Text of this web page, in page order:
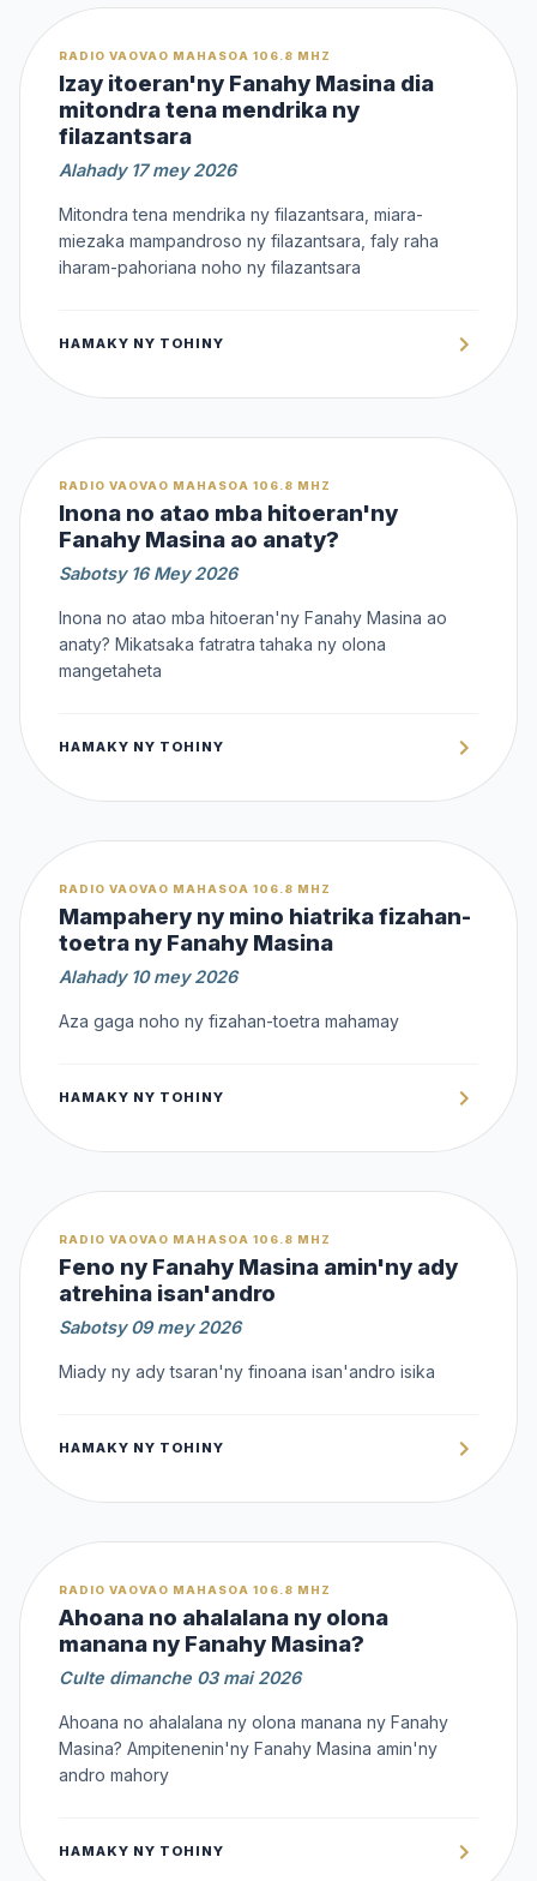
RADIO VAOVAO MAHASOA 106.8 MHZ
Izay itoeran'ny Fanahy Masina dia
mitondra tena mendrika ny
filazantsara
Alahady 17 mey 2026
Mitondra tena mendrika ny filazantsara, miara-
miezaka mampandroso ny filazantsara, faly raha
iharam-pahoriana noho ny filazantsara
HAMAKY NY TOHINY
RADIO VAOVAO MAHASOA 106.8 MHZ
Inona no atao mba hitoeran'ny
Fanahy Masina ao anaty?
Sabotsy 16 Mey 2026
Inona no atao mba hitoeran'ny Fanahy Masina ao
anaty? Mikatsaka fatratra tahaka ny olona
mangetaheta
HAMAKY NY TOHINY
RADIO VAOVAO MAHASOA 106.8 MHZ
Mampahery ny mino hiatrika fizahan-
toetra ny Fanahy Masina
Alahady 10 mey 2026
Aza gaga noho ny fizahan-toetra mahamay
HAMAKY NY TOHINY
RADIO VAOVAO MAHASOA 106.8 MHZ
Feno ny Fanahy Masina amin'ny ady
atrehina isan'andro
Sabotsy 09 mey 2026
Miady ny ady tsaran'ny finoana isan'andro isika
HAMAKY NY TOHINY
RADIO VAOVAO MAHASOA 106.8 MHZ
Ahoana no ahalalana ny olona
manana ny Fanahy Masina?
Culte dimanche 03 mai 2026
Ahoana no ahalalana ny olona manana ny Fanahy
Masina? Ampitenenin'ny Fanahy Masina amin'ny
andro mahory
HAMAKY NY TOHINY